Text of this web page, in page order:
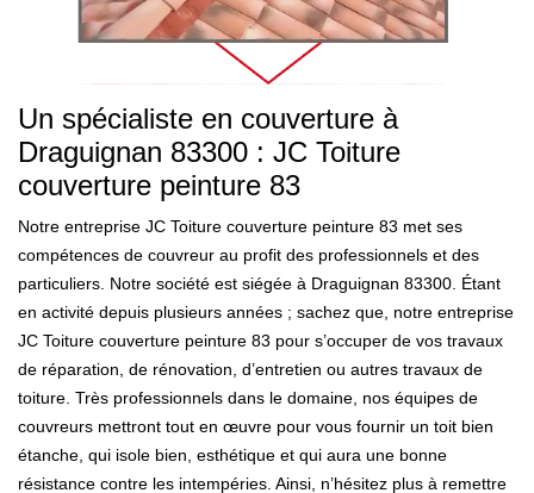
Un spécialiste en couverture à
Draguignan 83300 : JC Toiture
couverture peinture 83
Notre entreprise JC Toiture couverture peinture 83 met ses
compétences de couvreur au profit des professionnels et des
particuliers. Notre société est siégée à Draguignan 83300. Étant
en activité depuis plusieurs années ; sachez que, notre entreprise
JC Toiture couverture peinture 83 pour s’occuper de vos travaux
de réparation, de rénovation, d’entretien ou autres travaux de
toiture. Très professionnels dans le domaine, nos équipes de
couvreurs mettront tout en œuvre pour vous fournir un toit bien
étanche, qui isole bien, esthétique et qui aura une bonne
résistance contre les intempéries. Ainsi, n’hésitez plus à remettre